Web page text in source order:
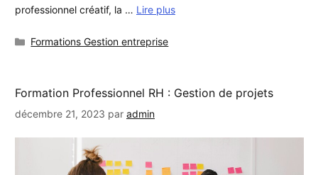
professionnel créatif, la … Lire plus
Catégories
Formations Gestion entreprise
Formation Professionnel RH : Gestion de projets
décembre 21, 2023 par admin